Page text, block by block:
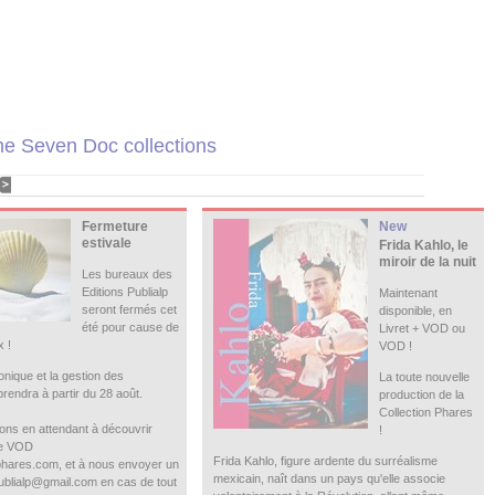
Seven Doc collections
Fermeture
estivale
Les bureaux des
Editions Publialp
seront fermés cet
été pour cause de
!
et la gestion des
à partir du 28 août.
en attendant à découvrir
VOD
et à nous envoyer un
en cas de tout
New
Frida Kahlo, le
miroir de la nuit
Maintenant
disponible, en
Livret + VOD ou
VOD !
La toute nouvelle
production de la
Collection Phares
!
Frida Kahlo, figure ardente du surréalisme
mexicain, naît dans un pays qu'elle associe